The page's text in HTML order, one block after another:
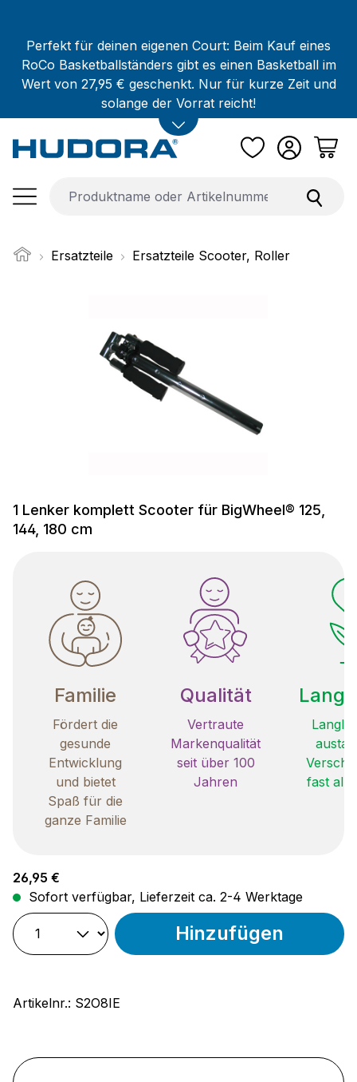
Perfekt für deinen eigenen Court: Beim Kauf eines
RoCo Basketballständers gibt es einen Basketball im
Wert von 27,95 € geschenkt. Nur für kurze Zeit und
solange der Vorrat reicht!
Ersatzteile Ersatzteile Scooter, Roller
1 Lenker komplett Scooter für BigWheel® 125,
144, 180 cm
Familie
Fördert die
gesunde
Entwicklung
und bietet
Spaß für die
ganze Familie
Qualität
Vertraute
Markenqualität
seit über 100
Jahren
fast
Regulärer Preis:
26,95 €
Sofort verfügbar, Lieferzeit ca. 2-4 Werktage
Hinzufügen
Artikelnr.: S2O8IE